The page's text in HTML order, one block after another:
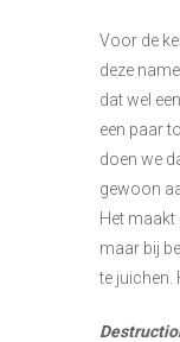
Voor de
deze
dat wel
een paar
doen we
gewoon
Het maakt
maar bij
te juichen.